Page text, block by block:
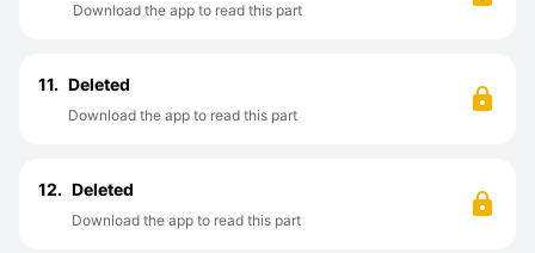
Download the app to read this part
11. Deleted
Download the app to read this part
12. Deleted
Download the app to read this part